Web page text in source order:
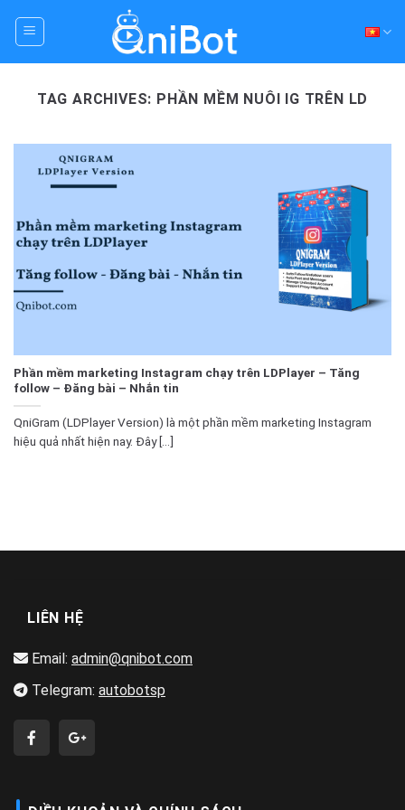
TAG ARCHIVES: PHẦN MỀM NUÔI IG TRÊN LD
Phần mềm marketing Instagram chạy trên LDPlayer – Tăng
follow – Đăng bài – Nhắn tin
QniGram (LDPlayer Version) là một phần mềm marketing Instagram
hiệu quả nhất hiện nay. Đây [...]
LIÊN HỆ
Email: admin@qnibot.com
Telegram: autobotsp